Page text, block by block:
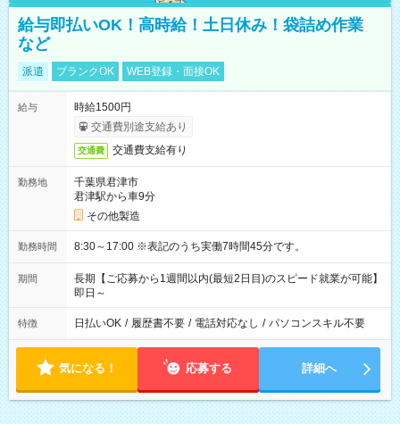
給与即払いOK！高時給！土日休み！袋詰め作業
など
派遣 ブランクOK WEB登録・面接OK
給与
時給1500円
交通費別途支給あり
交通費 交通費支給有り
勤務地
千葉県君津市
君津駅から車9分
その他製造
勤務時間 8:30～17:00 ※表記のうち実働7時間45分です。
期間
長期【ご応募から1週間以内(最短2日目)のスピード就業が可能】
即日～
特徴 日払いOK / 履歴書不要 / 電話対応なし / パソコンスキル不要
気になる！ 応募する 詳細へ